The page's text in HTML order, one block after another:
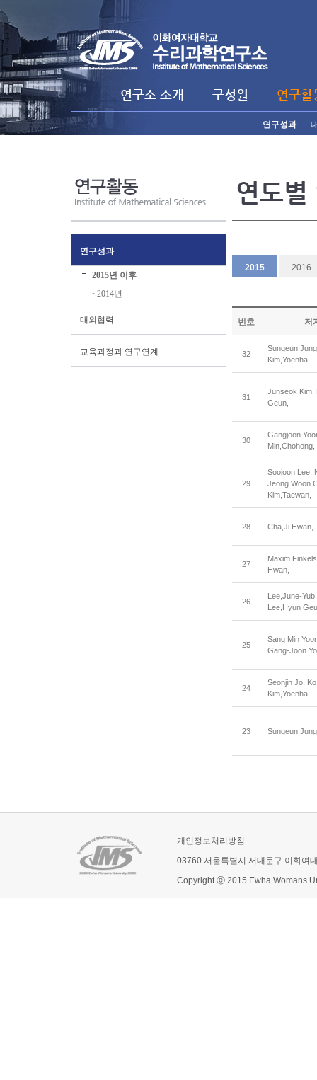
연구소 소개 구성원 연구활
연구성과
연구성과
2015년 이후
~2014년
대외협력
교육과정과 연구연계
2015 2016
번호 저
32
Sungeun
Kim,Yoenha,
31
Junseok Kim,
Geun,
30
Gangjoon
Min,Chohong,
29
Soojoon Lee,
Jeong Woon
Kim,Taewan,
28 Cha,Ji Hwan,
27
Maxim
Hwan,
26
Lee,June-
Lee,Hyun
25
Sang Min
Gang-Joon
24
Seonjin Jo,
Kim,Yoenha,
23 Sungeun
연도별
개인정보처리방침
03760 서울특별시 서대문구 이화여
Copyright ⓒ 2015 Ewha Womans